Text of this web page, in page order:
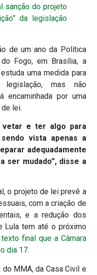
sanção do projeto
da legislação
de um ano da Política
Fogo, em Brasília, a
uma medida para
mas não
encaminhada por uma
lei.
vetar e ter algo para
vista apenas a
adequadamente
ser mudado”, disse a
o projeto de lei prevê a
com a criação de
e a redução dos
Lula tem até o próximo
final que a Câmara
dia 17.
MMA, da Casa Civil e